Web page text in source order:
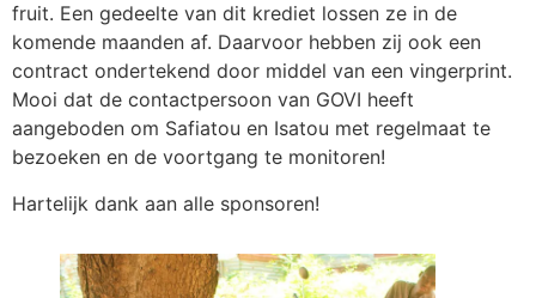
fruit. Een gedeelte van dit krediet lossen ze in de
komende maanden af. Daarvoor hebben zij ook een
contract ondertekend door middel van een vingerprint.
Mooi dat de contactpersoon van GOVI heeft
aangeboden om Safiatou en Isatou met regelmaat te
bezoeken en de voortgang te monitoren!
Hartelijk dank aan alle sponsoren!